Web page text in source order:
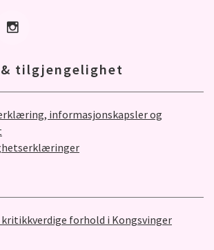
Gå til Instagram
& tilgjengelighet
informasjonskapsler og
forhold i Kongsvinger